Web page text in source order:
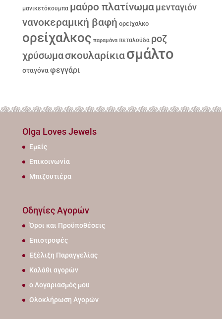
μανικετόκουμπα μαύρο πλατίνωμα μενταγιόν
νανοκεραμική βαφή ορείχαλκο
ορείχαλκος παραμάνα πεταλούδα ροζ
χρύσωμασκουλαρίκιασμάλτο
σταγόνα φεγγάρι
Olga Loves Jewels
Εμείς
Επικοινωνία
Μπιζουτιέρα
Οδηγίες Αγορών
Όροι και Προϋποθέσεις
Επιστροφές
Εξέλιξη Παραγγελίας
Καλάθι αγορών
ο Λογαριασμός μου
Ολοκλήρωση Αγορών